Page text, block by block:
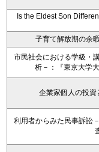
Is the Eldest Son
子育て解放期の余
市民社会における学級・
析－：『東京大学
企業家個人の投資
利用者からみた民事訴訟